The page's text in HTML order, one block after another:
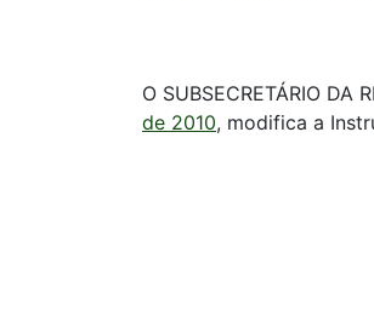
O SUBSECRETÁRIO
de 2010, modifica a